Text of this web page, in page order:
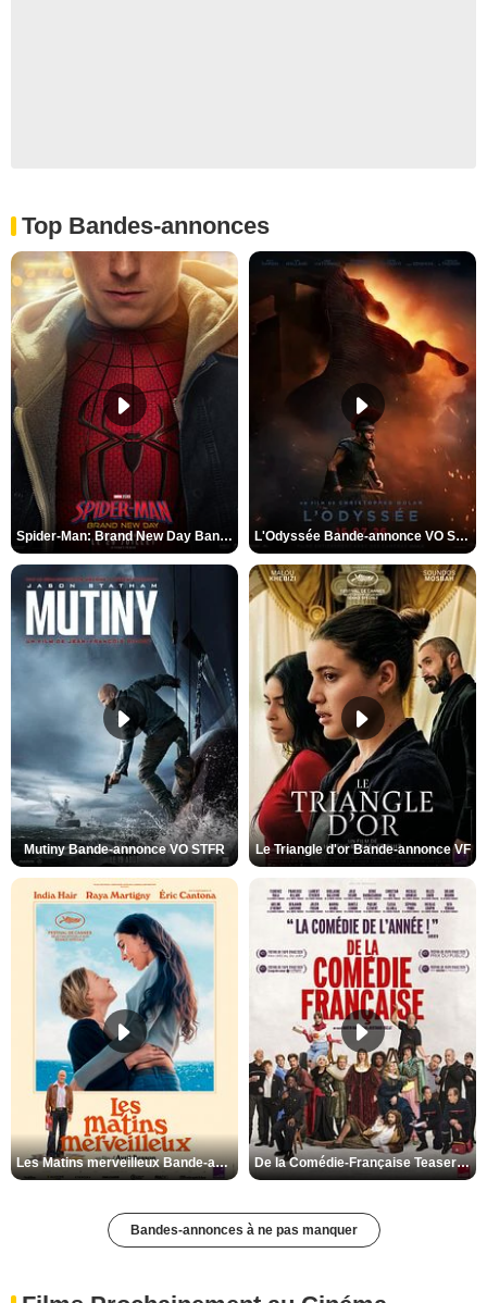
Top Bandes-annonces
Spider-Man: Brand New Day Bande-annonce VO STFR L'Odyssée Bande-annonce VO STFR
Mutiny Bande-annonce VO STFR Le Triangle d'or Bande-annonce VF
Les Matins merveilleux Bande-annonce VF De la Comédie-Française Teaser VF
Bandes-annonces à ne pas manquer